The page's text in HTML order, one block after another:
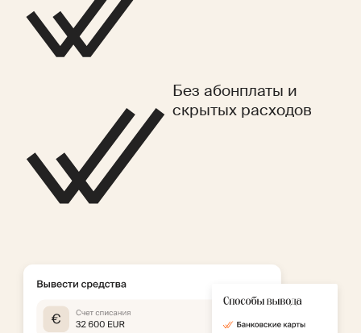
Без абонплаты и
скрытых расходов